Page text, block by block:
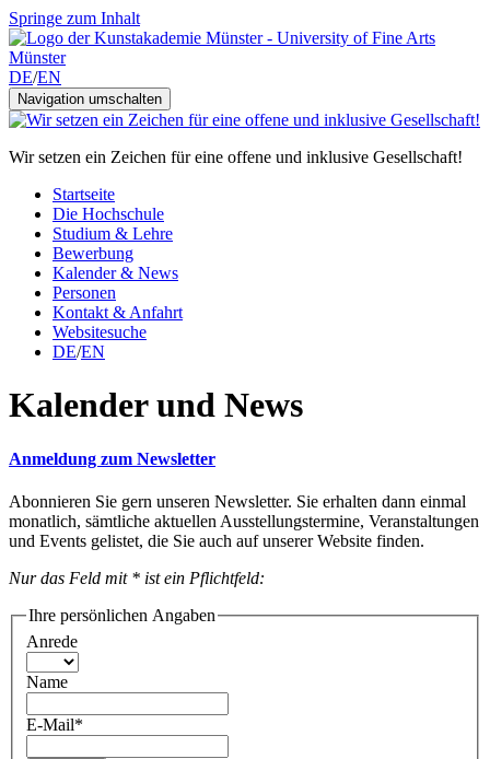
Springe zum Inhalt
DE/EN
Navigation umschalten
Wir setzen ein Zeichen für eine offene und inklusive Gesellschaft!
Startseite
Die Hochschule
Studium & Lehre
Bewerbung
Kalender & News
Personen
Kontakt & Anfahrt
Websitesuche
DE/EN
Kalender und News
Anmeldung zum Newsletter
Abonnieren Sie gern unseren Newsletter. Sie erhalten dann einmal
monatlich, sämtliche aktuellen Ausstellungstermine, Veranstaltungen
und Events gelistet, die Sie auch auf unserer Website finden.
Nur das Feld mit * ist ein Pflichtfeld:
Ihre persönlichen Angaben
Anrede
Name
E-Mail*